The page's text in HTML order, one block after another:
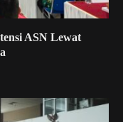
ASN Lewat